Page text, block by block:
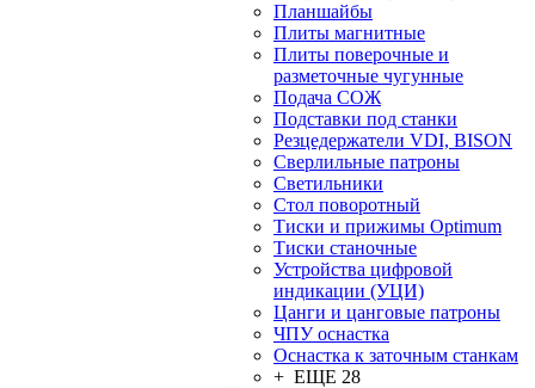
Планшайбы
Плиты магнитные
Плиты поверочные и
разметочные чугунные
Подача СОЖ
Подставки под станки
Резцедержатели VDI, BISON
Сверлильные патроны
Светильники
Стол поворотный
Тиски и прижимы Optimum
Тиски станочные
Устройства цифровой
индикации (УЦИ)
Цанги и цанговые патроны
ЧПУ оснастка
Оснастка к заточным станкам
+ ЕЩЕ 28